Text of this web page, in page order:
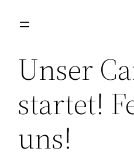
Unser
startet!
uns!